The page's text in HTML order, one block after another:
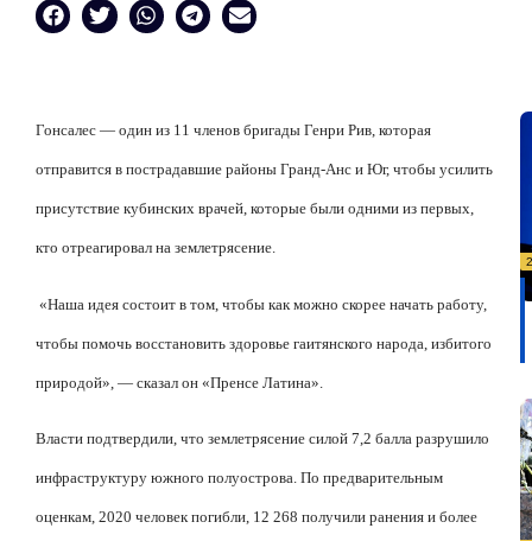
Гонсалес — один из 11 членов бригады Генри Рив, которая
отправится в пострадавшие районы Гранд-Анс и Юг, чтобы усилить
присутствие кубинских врачей, которые были одними из первых,
кто отреагировал на землетрясение.
«Наша идея состоит в том, чтобы как можно скорее начать работу,
чтобы помочь восстановить здоровье гаитянского народа, избитого
природой», — сказал он «Пренсе Латина».
Власти подтвердили, что землетрясение силой 7,2 балла разрушило
инфраструктуру южного полуострова. По предварительным
оценкам, 2020 человек погибли, 12 268 получили ранения и более